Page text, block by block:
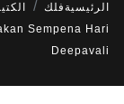
الرئيسية فلك
Sempena Hari
Deepavali